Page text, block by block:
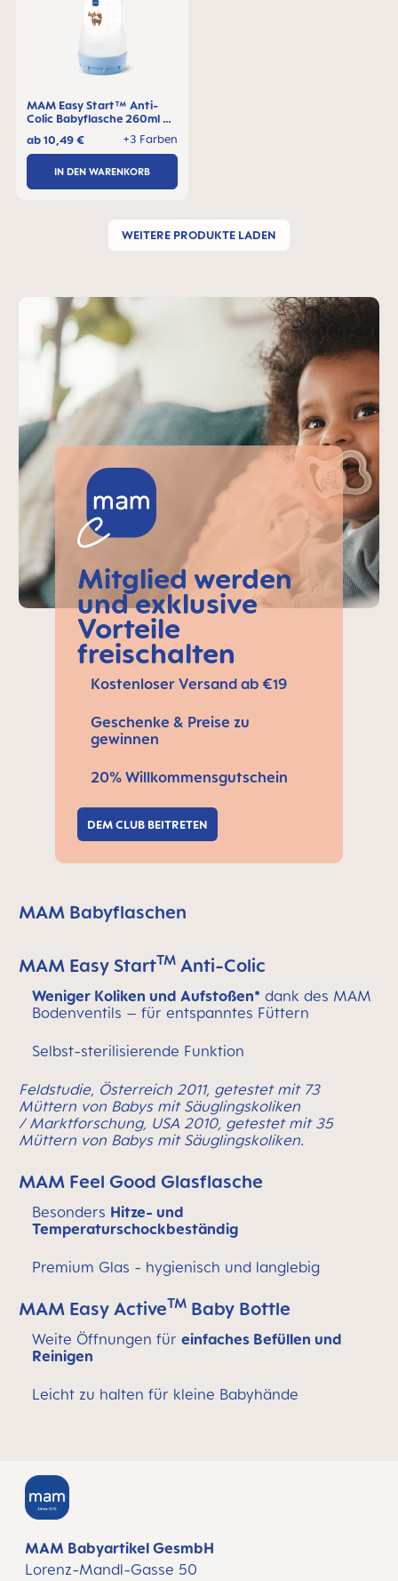
MAM Easy Start™ Anti-
Colic Babyflasche 260ml 2+
+3 Farben
ab10,49 €
IN DEN WARENKORB
WEITERE PRODUKTE LADEN
MAM-Teaser überspringen
Mitglied werden
und exklusive
Vorteile
freischalten
Kostenloser Versand ab €19
Geschenke & Preise zu
gewinnen
20% Willkommensgutschein
DEM CLUB BEITRETEN
MAM Babyflaschen
MAM Easy StartTM Anti-Colic
Weniger Koliken und Aufstoßen* dank des MAM
Bodenventils – für entspanntes Füttern
Selbst-sterilisierende Funktion
Feldstudie, Österreich 2011, getestet mit 73
Müttern von Babys mit Säuglingskoliken
/ Marktforschung, USA 2010, getestet mit 35
Müttern von Babys mit Säuglingskoliken.
MAM Feel Good Glasflasche
Besonders Hitze- und
Temperaturschockbeständig
Premium Glas - hygienisch und langlebig
MAM Easy ActiveTM Baby Bottle
Weite Öffnungen für einfaches Befüllen und
Reinigen
Leicht zu halten für kleine Babyhände
MAM Babyartikel GesmbH
Lorenz-Mandl-Gasse 50